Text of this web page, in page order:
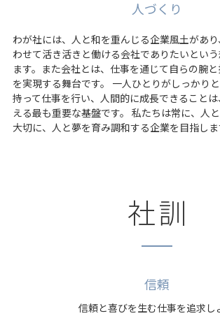
人づくり
わが社には、人と和を重んじる企業風土があ
わせて活き活きと働ける会社でありたいとい
ます。また会社とは、仕事を通じて自らの腕
を実現する舞台です。 一人ひとりがしっかり
持って仕事を行い、人間的に成長できること
える最も重要な基盤です。 私たちは常に、人
大切に、人と夢を育み調和する企業を目指しま
社訓
信頼
信頼と喜びを生む仕事を追求し